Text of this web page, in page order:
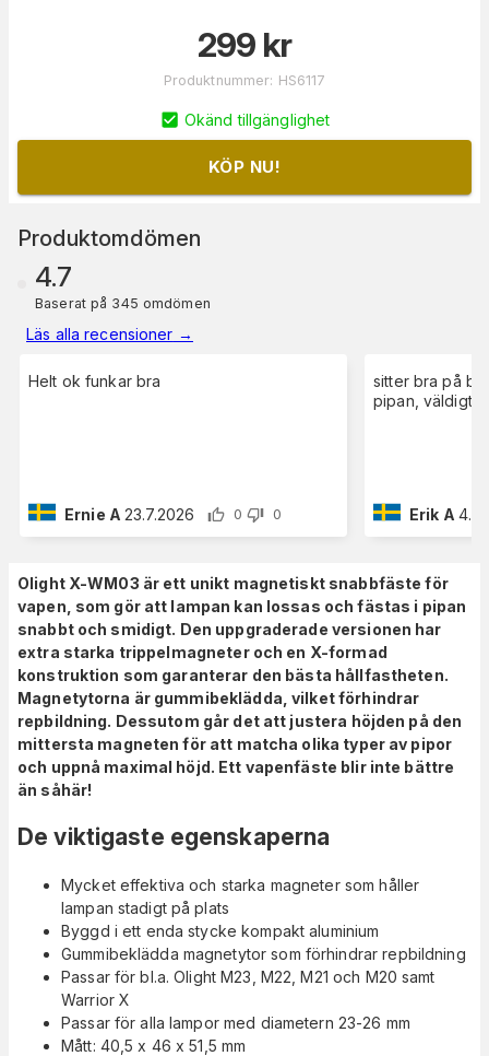
299 kr
Produktnummer: HS6117
Okänd tillgänglighet
KÖP NU!
Produktomdömen
4.7
Baserat på 345 omdömen
Läs alla recensioner →
Helt ok funkar bra
Ernie A 23.7.2026 0 0
sitter bra på
pipan, väldigt
Erik A
Olight X-WM03 är ett unikt magnetiskt snabbfäste för
vapen, som gör att lampan kan lossas och fästas i pipan
snabbt och smidigt. Den uppgraderade versionen har
extra starka trippelmagneter och en X-formad
konstruktion som garanterar den bästa hållfastheten.
Magnetytorna är gummibeklädda, vilket förhindrar
repbildning. Dessutom går det att justera höjden på den
mittersta magneten för att matcha olika typer av pipor
och uppnå maximal höjd. Ett vapenfäste blir inte bättre
än såhär!
De viktigaste egenskaperna
Mycket effektiva och starka magneter som håller
lampan stadigt på plats
Byggd i ett enda stycke kompakt aluminium
Gummibeklädda magnetytor som förhindrar repbildning
Passar för bl.a. Olight M23, M22, M21 och M20 samt
Warrior X
Passar för alla lampor med diametern 23-26 mm
Mått: 40,5 x 46 x 51,5 mm